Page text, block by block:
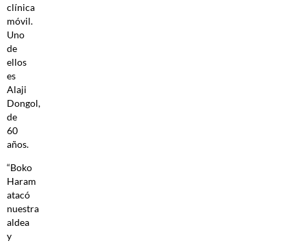
clínica
móvil.
Uno
de
ellos
es
Alaji
Dongol,
de
60
años.
“Boko
Haram
atacó
nuestra
aldea
y